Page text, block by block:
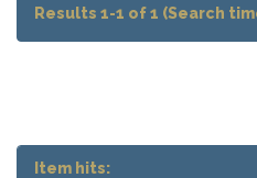
Results 1-1 of 1 (Search
Item hits: